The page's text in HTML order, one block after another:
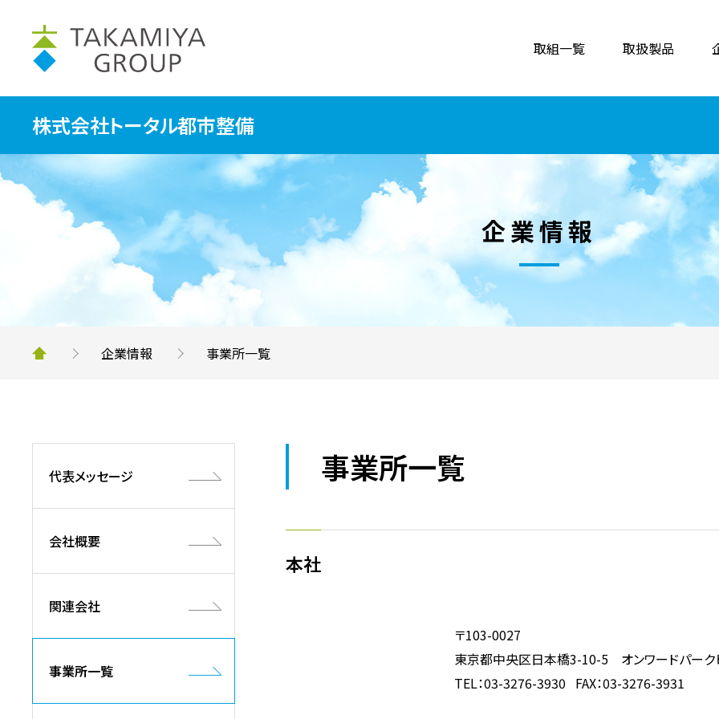
取組一覧 取扱製品
株式会社トータル都市整備
企業情報
企業情報 事業所一覧
事業所一覧
本社
〒103-0027
東京都中央区日本橋3-10-5 オンワードパーク
TEL：03-3276-3930 FAX：03-3276-3931
代表メッセージ
会社概要
関連会社
事業所一覧